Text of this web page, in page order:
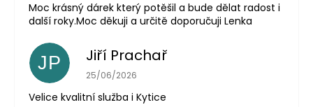
Moc krásný dárek který potěšil a bude dělat radost i
další roky.Moc děkuji a určitě doporučuji Lenka
JP Jiří Prachař
The store rating is 5 out of 5 stars.
25/06/2026
Velice kvalitní služba i Kytice